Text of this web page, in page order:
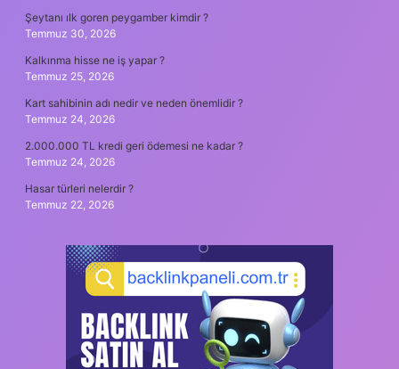
Şeytanı ılk goren peygamber kimdir ?
Temmuz 30, 2026
Kalkınma hisse ne iş yapar ?
Temmuz 25, 2026
Kart sahibinin adı nedir ve neden önemlidir ?
Temmuz 24, 2026
2.000.000 TL kredi geri ödemesi ne kadar ?
Temmuz 24, 2026
Hasar türleri nelerdir ?
Temmuz 22, 2026